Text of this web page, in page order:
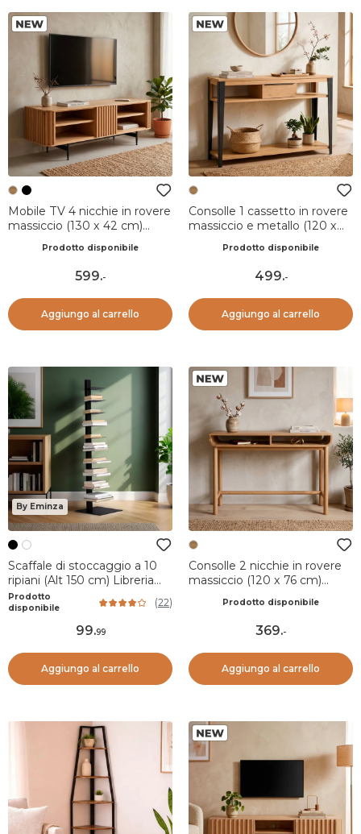
Mobile TV 4 nicchie in rovere
massiccio (130 x 42 cm)
Prodotto disponibile
599.-
Aggiungo al carrello
Consolle 1 cassetto in rovere
massiccio e metallo (120 x
Prodotto disponibile
499.-
Aggiungo al carrello
By Eminza
Scaffale di stoccaggio a 10
ripiani (Alt 150 cm) Libreria
Book Nero
Prodotto
disponibile
(22)
99.99
Aggiungo al carrello
Consolle 2 nicchie in rovere
massiccio (120 x 76 cm)
Prodotto disponibile
369.-
Aggiungo al carrello